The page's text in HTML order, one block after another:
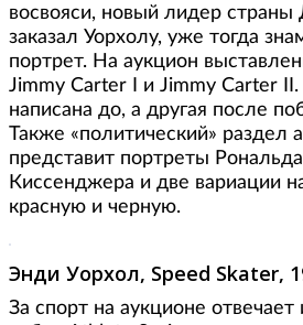
восвояси, новый лидер
заказал Уорхолу, уже тогда
портрет. На аукцион
Jimmy Carter I и Jimmy Carter
написана до, а другая после
Также «политический» раздел
представит портреты
Киссенджера и две вариации
красную и черную.
Энди Уорхол, Speed Skater,
За спорт на аукционе отвечает